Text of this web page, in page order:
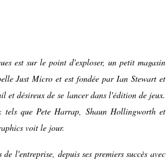
est sur le point d'exploser, un petit magasin
Just Micro et est fondée par Ian Stewart et
et désireux de se lancer dans l'édition de jeux.
tels que Pete Harrap, Shaun Hollingworth et
voit le jour.
l'entreprise, depuis ses premiers succès avec